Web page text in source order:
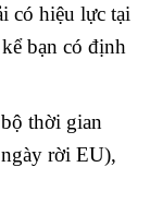
có hiệu lực tại
bạn có định
thời gian
rời EU),